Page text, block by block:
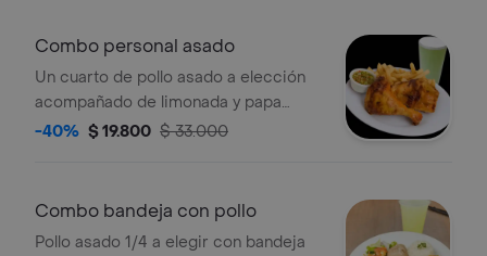
Combo personal asado
Un cuarto de pollo asado a elección
acompañado de limonada y papa
salada o papa francesa.
-40% $ 19.800 $ 33.000
Combo bandeja con pollo
Pollo asado 1/4 a elegir con bandeja